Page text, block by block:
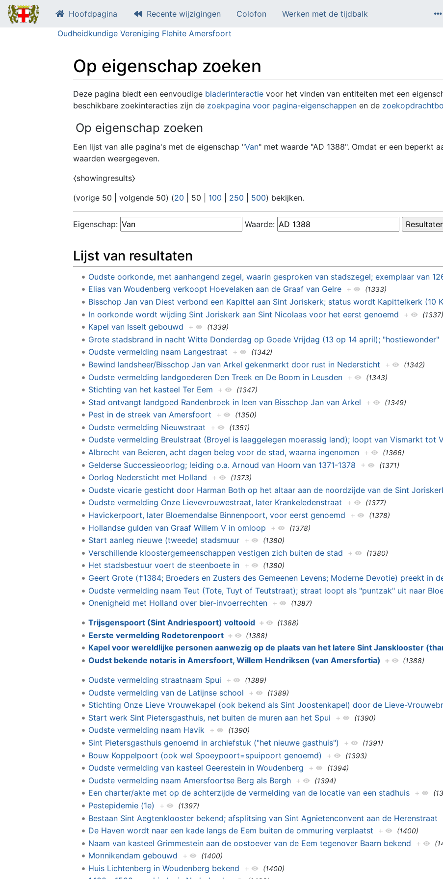
Hoofdpagina Recente wijzigingen Colofon
Werken met de tijdbalk
Oudheidkundige Vereniging Flehite Amersfoort
Op eigenschap zoeken
Ga naar:navigatie, zoeken
Deze pagina biedt een eenvoudige bladerinteractie voor het vinden van entiteiten met een
beschikbare zoekinteracties zijn de zoekpagina voor pagina-eigenschappen en de
Op eigenschap zoeken
Een lijst van alle pagina's met de eigenschap "Van" met waarde "AD 1388". Omdat er een beperkt
waarden weergegeven.
⧼showingresults⧽
(vorige 50 volgende 50) (20 50 100 250 500) bekijken.
Eigenschap: Waarde:
Lijst van resultaten
Oudste oorkonde, met aanhangend zegel, waarin gesproken van stadszegel; exemplaar van
Elias van Woudenberg verkoopt Hoevelaken aan de Graaf van Gelre + (1333)
Bisschop Jan van Diest verbond een Kapittel aan Sint Joriskerk; status wordt Kapittelkerk (10
In oorkonde wordt wijding Sint Joriskerk aan Sint Nicolaas voor het eerst genoemd + (1337)
Kapel van Isselt gebouwd + (1339)
Grote stadsbrand in nacht Witte Donderdag op Goede Vrijdag (13 op 14 april); "hostiewonder"
Oudste vermelding naam Langestraat + (1342)
Bewind landsheer/Bisschop Jan van Arkel gekenmerkt door rust in Nedersticht + (1342)
Oudste vermelding landgoederen Den Treek en De Boom in Leusden + (1343)
Stichting van het kasteel Ter Eem + (1347)
Stad ontvangt landgoed Randenbroek in leen van Bisschop Jan van Arkel + (1349)
Pest in de streek van Amersfoort + (1350)
Oudste vermelding Nieuwstraat + (1351)
Oudste vermelding Breulstraat (Broyel is laaggelegen moerassig land); loopt van Vismarkt tot
Albrecht van Beieren, acht dagen beleg voor de stad, waarna ingenomen + (1366)
Gelderse Successieoorlog; leiding o.a. Arnoud van Hoorn van 1371-1378 + (1371)
Oorlog Nedersticht met Holland + (1373)
Oudste vicarie gesticht door Harman Both op het altaar aan de noordzijde van de Sint
Oudste vermelding Onze Lievevrouwestraat, later Krankeledenstraat + (1377)
Havickerpoort, later Bloemendalse Binnenpoort, voor eerst genoemd + (1378)
Hollandse gulden van Graaf Willem V in omloop + (1378)
Start aanleg nieuwe (tweede) stadsmuur + (1380)
Verschillende kloostergemeenschappen vestigen zich buiten de stad + (1380)
Het stadsbestuur voert de steenboete in + (1380)
Geert Grote (†1384; Broeders en Zusters des Gemeenen Levens; Moderne Devotie) preekt in
Oudste vermelding naam Teut (Tote, Tuyt of Teutstraat); straat loopt als "puntzak" uit naar
Onenigheid met Holland over bier-invoerrechten + (1387)
Trijsgenspoort (Sint Andriespoort) voltooid + (1388)
Eerste vermelding Rodetorenpoort + (1388)
Kapel voor wereldlijke personen aanwezig op de plaats van het latere Sint Jansklooster
Oudst bekende notaris in Amersfoort, Willem Hendriksen (van Amersfortia) + (1388)
Oudste vermelding straatnaam Spui + (1389)
Oudste vermelding van de Latijnse school + (1389)
Stichting Onze Lieve Vrouwekapel (ook bekend als Sint Joostenkapel) door de Lieve-
Start werk Sint Pietersgasthuis, net buiten de muren aan het Spui + (1390)
Oudste vermelding naam Havik + (1390)
Sint Pietersgasthuis genoemd in archiefstuk ("het nieuwe gasthuis") + (1391)
Bouw Koppelpoort (ook wel Spoeypoort=spuipoort genoemd) + (1393)
Oudste vermelding van kasteel Geerestein in Woudenberg + (1394)
Oudste vermelding naam Amersfoortse Berg als Bergh + (1394)
Een charter/akte met op de achterzijde de vermelding van de locatie van een stadhuis +
Pestepidemie (1e) + (1397)
Bestaan Sint Aegtenklooster bekend; afsplitsing van Sint Agnietenconvent aan de Herenstraat
De Haven wordt naar een kade langs de Eem buiten de ommuring verplaatst + (1400)
Naam van kasteel Grimmestein aan de oostoever van de Eem tegenover Baarn bekend +
Monnikendam gebouwd + (1400)
Huis Lichtenberg in Woudenberg bekend + (1400)